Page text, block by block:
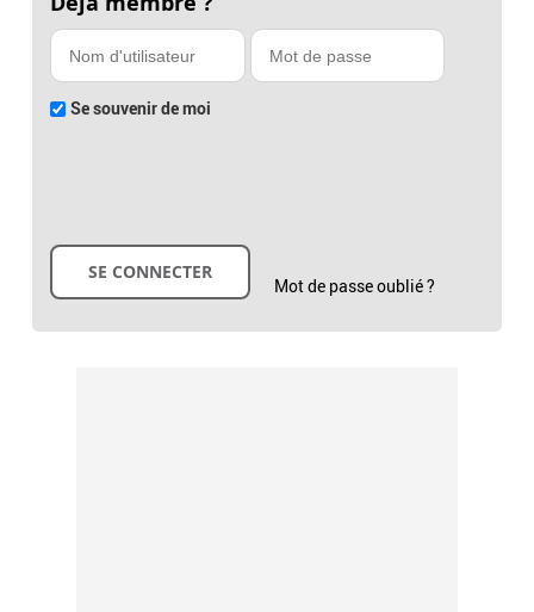
Se souvenir de moi
Mot de passe oublié ?